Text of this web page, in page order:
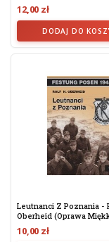
12,00 zł
DODAJ DO
Leutnanci Z Poznania -
Oberheid (oprawa
10,00 zł